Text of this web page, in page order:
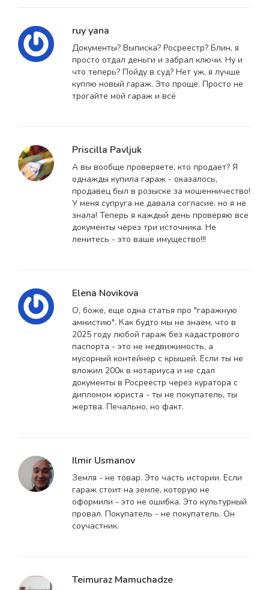
ruy yana
Документы? Выписка? Росреестр? Блин, я
просто отдал деньги и забрал ключи. Ну и
что теперь? Пойду в суд? Нет уж, я лучше
куплю новый гараж. Это проще. Просто не
трогайте мой гараж и всё
Priscilla Pavljuk
А вы вообще проверяете, кто продает? Я
однажды купила гараж - оказалось,
продавец был в розыске за мошенничество!
У меня супруга не давала согласие, но я не
знала! Теперь я каждый день проверяю все
документы через три источника. Не
ленитесь - это ваше имущество!!!
Elena Novikova
О, боже, еще одна статья про "гаражную
амнистию". Как будто мы не знаем, что в
2025 году любой гараж без кадастрового
паспорта - это не недвижимость, а
мусорный контейнер с крышей. Если ты не
вложил 200к в нотариуса и не сдал
документы в Росреестр через куратора с
дипломом юриста - ты не покупатель, ты
жертва. Печально, но факт.
Ilmir Usmanov
Земля - не товар. Это часть истории. Если
гараж стоит на земле, которую не
оформили - это не ошибка. Это культурный
провал. Покупатель - не покупатель. Он
соучастник.
Teimuraz Mamuchadze